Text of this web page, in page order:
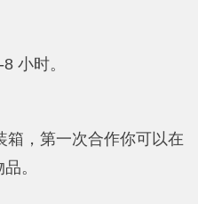
小时。
箱，第一次合作你可以在
。